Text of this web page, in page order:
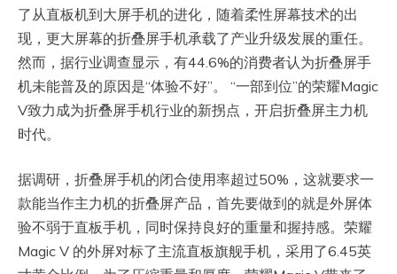
了从直板机到大屏手机的进化，随着柔性屏幕技术的出
现，更大屏幕的折叠屏手机承载了产业升级发展的重任。
然而，据行业调查显示，有44.6%的消费者认为折叠屏手
机未能普及的原因是“体验不好”。 “一部到位”的荣耀Magic
V致力成为折叠屏手机行业的新拐点，开启折叠屏主力机
时代。
据调研，折叠屏手机的闭合使用率超过50%，这就要求一
款能当作主力机的折叠屏产品，首先要做到的就是外屏体
验不弱于直板手机，同时保持良好的重量和握持感。荣耀
Magic V 的外屏对标了主流直板旗舰手机，采用了6.45英